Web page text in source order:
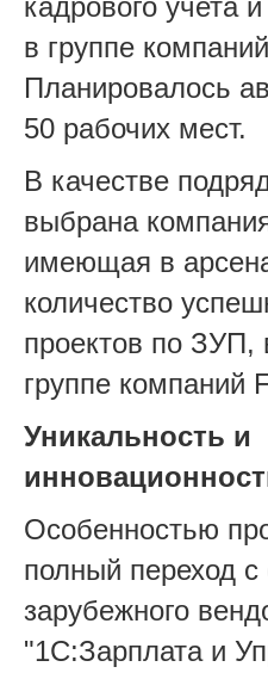
в группе
Планировалось
50 рабочих мест.
В качестве
выбрана
имеющая в
количество
проектов по ЗУП,
группе компаний
Уникальность и
Особенностью
полный переход с
зарубежного
"1С:Зарплата и